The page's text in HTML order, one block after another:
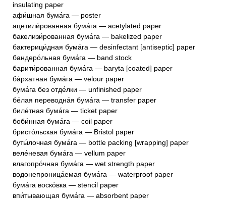
insulating paper
афи́шная бума́га — poster
ацетили́рованная бума́га — acetylated paper
бакелизи́рованная бума́га — bakelized paper
бактерици́дная бума́га — desinfectant [antiseptic] paper
бандеро́льная бума́га — band stock
барити́рованная бума́га — baryta [coated] paper
ба́рхатная бума́га — velour paper
бума́га без отде́лки — unfinished paper
бе́лая переводна́я бума́га — transfer paper
биле́тная бума́га — ticket paper
боби́нная бума́га — coil paper
бристо́льская бума́га — Bristol paper
буты́лочная бума́га — bottle packing [wrapping] paper
веле́невая бума́га — vellum paper
влагопро́чная бума́га — wet strength paper
водонепроница́емая бума́га — waterproof paper
бума́га воско́вка — stencil paper
впи́тывающая бума́га — absorbent paper